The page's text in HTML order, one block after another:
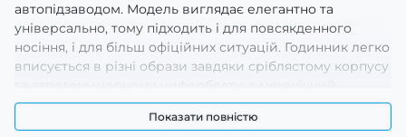
автопідзаводом. Модель виглядає елегантно та
універсально, тому підходить і для повсякденного
носіння, і для більш офіційних ситуацій. Годинник легко
вписується в різні образи завдяки сріблястому корпусу
та строгому чорному циферблату, а механічний
механізм без батарейки робить його надійним у
довгостроковому використанні.
Показати повністю